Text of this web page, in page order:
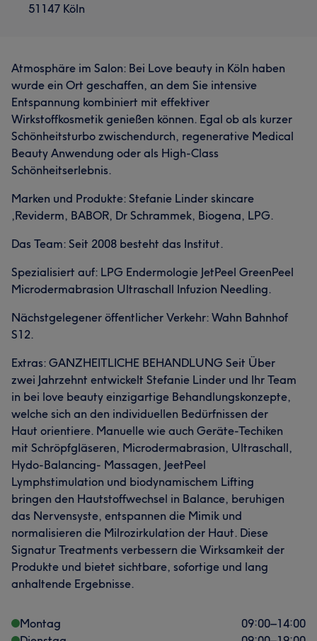
51147 Köln
Atmosphäre im Salon: Bei Love beauty in Köln haben
wurde ein Ort geschaffen, an dem Sie intensive
Entspannung kombiniert mit effektiver
Wirkstoffkosmetik genießen können. Egal ob als kurzer
Schönheitsturbo zwischendurch, regenerative Medical
Beauty Anwendung oder als High-Class
Schönheitserlebnis.
Marken und Produkte: Stefanie Linder skincare
,Reviderm, BABOR, Dr Schrammek, Biogena, LPG.
Das Team: Seit 2008 besteht das Institut.
Spezialisiert auf: LPG Endermologie JetPeel GreenPeel
Microdermabrasion Ultraschall Infuzion Needling.
Nächstgelegener öffentlicher Verkehr: Wahn Bahnhof
S12.
Extras: GANZHEITLICHE BEHANDLUNG Seit Über
zwei Jahrzehnt entwickelt Stefanie Linder und Ihr Team
in bei love beauty einzigartige Behandlungskonzepte,
welche sich an den individuellen Bedürfnissen der
Haut orientiere. Manuelle wie auch Geräte-Techiken
mit Schröpfgläseren, Microdermabrasion, Ultraschall,
Hydo-Balancing- Massagen, JeetPeel
Lymphstimulation und biodynamischem Lifting
bringen den Hautstoffwechsel in Balance, beruhigen
das Nervensyste, entspannen die Mimik und
normalisieren die Milrozirkulation der Haut. Diese
Signatur Treatments verbessern die Wirksamkeit der
Produkte und bietet sichtbare, sofortige und lang
anhaltende Ergebnisse.
Montag 09:00–14:00